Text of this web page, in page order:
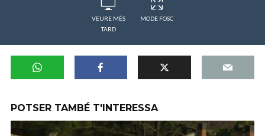
VEURE MÉS
TARD
MODE FOSC
POTSER TAMBÉ T'INTERESSA